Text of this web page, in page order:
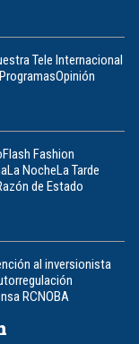
Tele Internacional
ProgramasOpinión
Flash Fashion
La NocheLa Tarde
de Estado
al inversionista
RCNOBA